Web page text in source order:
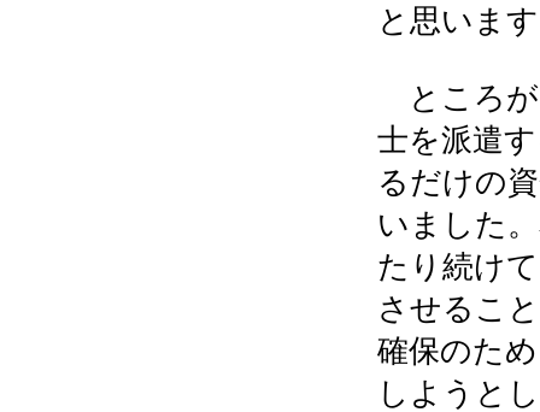
と思いま
ところが
士を派遣
るだけの
いました
たり続け
させるこ
確保のた
しようと